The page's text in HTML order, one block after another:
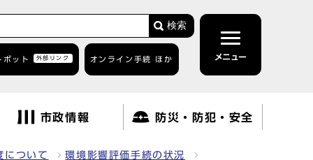
検索
ボット 外部リンク オンライン手続 ほか メニュー
市政情報 防災・防犯・安全
について 環境影響評価手続の状況